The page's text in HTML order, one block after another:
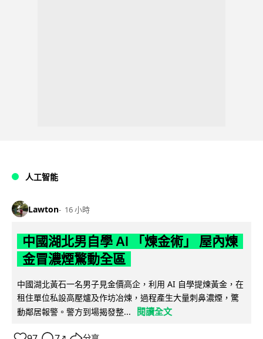
人工智能
Lawton 16 小時
中國湖北男自學 AI 「煉金術」 屋內煉
金冒濃煙驚動全區
中國湖北黃石一名男子見金價高企，利用 AI 自學提煉黃金，在
租住單位私設高壓爐及作坊冶煉，過程產生大量刺鼻濃煙，驚
動鄰居報警。警方到場揭發整...
閱讀全文